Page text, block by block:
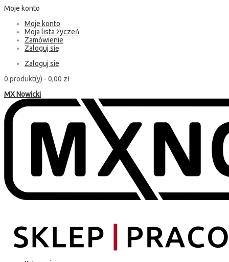
Moje konto
Moje konto
Moja lista życzeń
Zamówienie
Zaloguj się
Zaloguj sie
0 produkt(y) - 0,00 zł
MX Nowicki